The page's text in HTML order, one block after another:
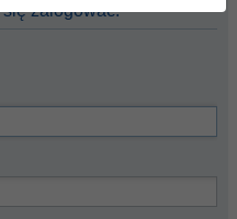
zalogować.